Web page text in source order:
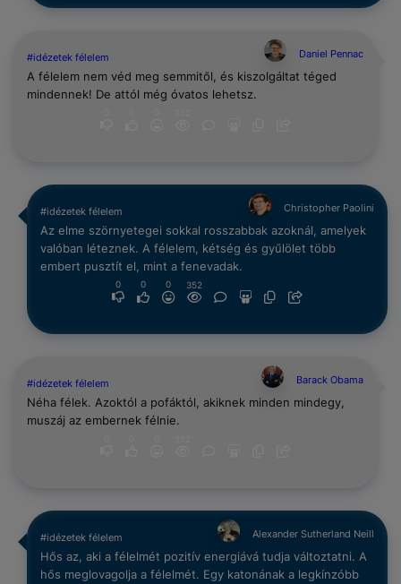
#idézetek félelem Daniel Pennac
A félelem nem véd meg semmitől, és kiszolgáltat téged
mindennek! De attól még óvatos lehetsz.
#idézetek félelem Christopher Paolini
Az elme szörnyetegei sokkal rosszabbak azoknál, amelyek
valóban léteznek. A félelem, kétség és gyűlölet több
embert pusztít el, mint a fenevadak.
0 0 0 352
#idézetek félelem Barack Obama
Néha félek. Azoktól a pofáktól, akiknek minden mindegy,
muszáj az embernek félnie.
#idézetek félelem Alexander Sutherland Neill
Hős az, aki a félelmét pozitív energiává tudja változtatni. A
hős meglovagolja a félelmét. Egy katonának a legkínzóbb